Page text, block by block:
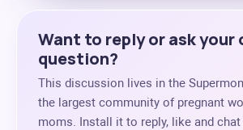
Want to reply or ask your
question?
This discussion lives in the
the largest community of pregnant
moms. Install it to reply, like and